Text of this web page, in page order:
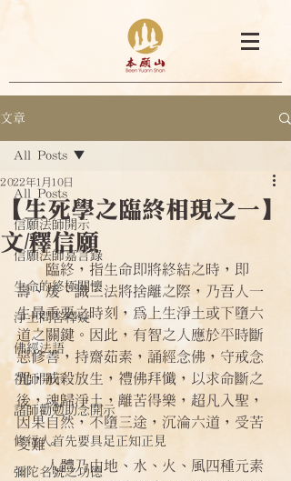
文章
All Posts
信願法師開示
信願法師嘉言錄
生命的終極關懷
淨土問答釋疑
佛經法語
祖師開示
諸師勸勉助念開示
修行人首先要具足正知正見
彌陀名號之功德
All Posts
【生死學之臨終相現之一】
文/釋信願
2022年1月10日
    臨終，指生命即將終結之時，即
壽、煖、識三法將捨離之際，乃吾人一
生最重要之時刻，為上生淨土或下墮六
道之關鍵。因此，有智之人應於平時斷
惡修善，持齋茹素，誦經念佛，守戒念
咒，戒殺放生，禮佛拜懺，以求命斷之
後，魂歸淨土，離苦得樂，超凡入聖，
因果自然，不墮三途，沉淪六道，受苦
受難。
    人體乃由地、水、火、風四種元素